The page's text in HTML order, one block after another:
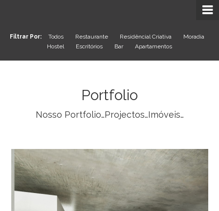
Filtrar Por: Todos Restaurante Residêncial Criativa
Moradia
Hostel
Escritórios Bar Apartamentos
Portfolio
Nosso Portfolio…Projectos…Imóveis…